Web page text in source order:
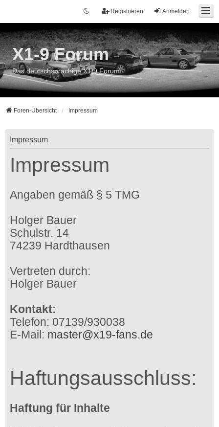
Anmelden
Registrieren
X1-9 Forum
Das deutschsprachige X1/9 Forum
Foren-Übersicht Impressum
Impressum
Impressum
Angaben gemäß § 5 TMG
Holger Bauer
Schulstr. 14
74239 Hardthausen
Vertreten durch:
Holger Bauer
Kontakt:
Telefon: 07139/930038
E-Mail: master@x19-fans.de
Haftungsausschluss:
Haftung für Inhalte